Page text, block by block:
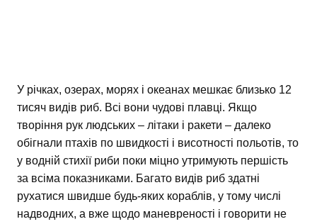
У річках, озерах, морях і океанах мешкає близько 12
тисяч видів риб. Всі вони чудові плавці. Якщо
творіння рук людських – літаки і ракети – далеко
обігнали птахів по швидкості і висотності польотів, то
у водній стихії риби поки міцно утримують першість
за всіма показниками. Багато видів риб здатні
рухатися швидше будь-яких кораблів, у тому числі
надводних, а вже щодо маневреності і говорити не